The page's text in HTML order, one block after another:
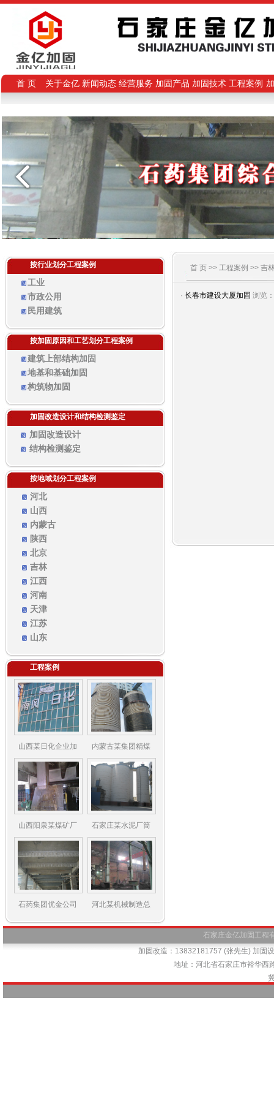
首 页 关于金亿 新闻动态 经营服务 加固产品 加固技术 工程案例
按行业划分工程案例
工业
市政公用
民用建筑
按加固原因和工艺划分工程案例
建筑上部结构加固
地基和基础加固
构筑物加固
加固改造设计和结构检测鉴定
加固改造设计
结构检测鉴定
按地域划分工程案例
河北
山西
内蒙古
陕西
北京
吉林
江西
河南
天津
江苏
山东
工程案例
山西某日化企业加 内蒙古某集团精煤
山西阳泉某煤矿厂 石家庄某水泥厂筒
石药集团优金公司 河北某机械制造总
首 页 >> 工程案例 >> 吉
· 长春市建设大厦加固 浏览
石家庄金亿加固工程
加固改造：13832181757 (张先生) 加固
地址：河北省石家庄市裕华西